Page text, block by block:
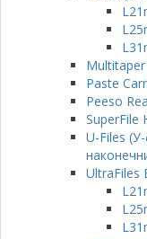
Multitaper
Paste
Peeso
SuperFile
U-Files
UltraFiles